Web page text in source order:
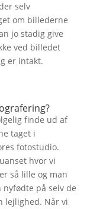
selv
om billederne
jo stadig give
ved billedet
er intakt.
finde ud af
taget i
fotostudio.
hvor vi
så lille og man
på selv de
lejlighed. Når vi